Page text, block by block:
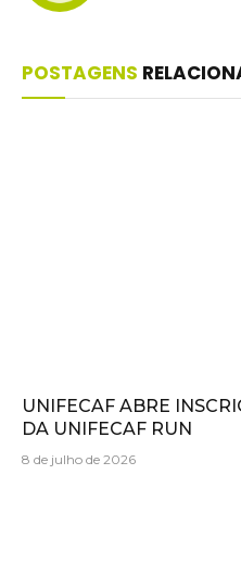
POSTAGENS
UNIFECAF ABRE
DA UNIFECAF RUN
8 de julho de 2026